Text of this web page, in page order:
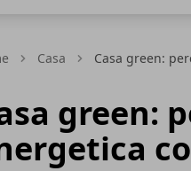
Casa Casa green:
green: